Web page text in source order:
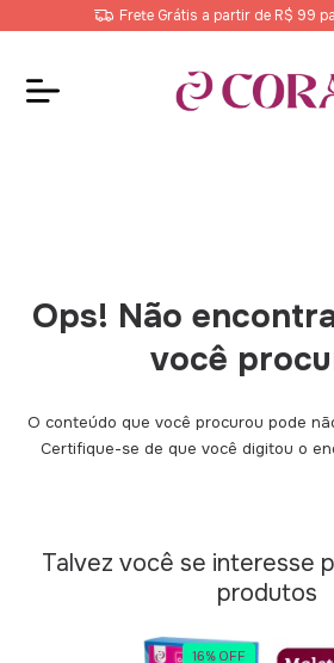
Frete Grátis a partir de R$ 99
Ops! Não
você
O conteúdo que você procurou pode
Certifique-se de que você digitou o
Talvez você se interesse
produtos
16% OFF